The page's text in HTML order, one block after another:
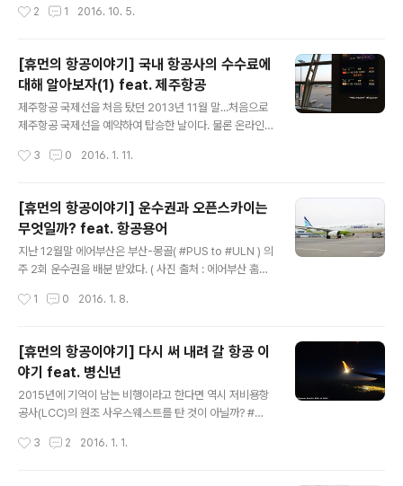
가격의 여행을 지향한다. 보통 이러한 요금제가..
타항공의 이상한 셈범 :: 이스타항공이 11월 1일부터 인천
일환으로 지난주 금요일 ( 9월 30일 ) 노선하나로 홈페이
지가 마비가 되었던 ' 특가 ' 이벤트를 진행하게 되었는데.
신규노선이기도 하고,하노이에 가본적이 없기에 휴가를 내
지 않아도 되는 스케줄인 금요일 저녁 출발, 월요일 아침 도
착의 항공권을 급하게 예약하였다. 20만원 이하의 가격으
게 확인을 안했는데... ' 안했는데 ;;; ..
2 1 2016. 10. 5.
[휴먼의 항공이야기] 국내 항공사의 수수료에
대해 알아보자(1) feat. 제주항공
제주항공 국제선을 처음 탔던 2013년 11월 말...처음으로
제주항공 국제선을 예약하여 탑승한 날이다. 물론 온라인
제주항공 편 :: 국제선 점유율 14%... 이 수치는 2008년
용항공사 or 저가항공사)의 2015년 10월까지의 국제선
누적 수송 점유율이다. 매년 탑승자가 늘어나고 있으며 온
라인채널을 이용한 예약은 꾸준히 늘고 있다. 관심이 높아
지다보니, 다양한 프로모션 및 이벤트 티켓부터 일반 티켓
까지의 예약이 꾸준히 늘어나고있는 형국이다. ( 수송 점유
에 따라 관심이 더 높아지는 것은 티켓의 예약과 ..
3 0 2016. 1. 11.
[휴먼의 항공이야기] 운수권과 오픈스카이는
무엇일까? feat. 항공용어
지난 12월말 에어부산은 부산-몽골( #PUS to #ULN ) 의
주 2회 운수권을 배분 받았다. ( 사진 출처 : 에어부산 홈페
까?? :: 항공업에 있어 운수권은 상업 운송을 목적으로 비행
을 얻기 위해서는 통상 출발지인 자국의 정부와 도착지인
해당 국가가 출발지와 도착지의 노선간에 주 몇 회의 비행
기를 띄울 수 있는지 합의를 한 후 각국의 항공사에 운수권
을 배분하는 방식으로 진행된다. 최근(2015년 12월 26
일) 국토부에서는 몽골과 대만으로 가는 노선의 운수권을
국]서울(#SEL)-구이양(#KWE) : 대한항공 주 3회서울(#
1 0 2016. 1. 8.
[휴먼의 항공이야기] 다시 써 내려 갈 항공 이
야기 feat. 병신년
2015년에 기억이 남는 비행이라고 한다면 역시 저비용항
공사(LCC)의 원조 사우스웨스트를 탄 것이 아닐까? #WN
과 다시 시작될 항공 이야기 :: 2016년 새해가 밝았다. 올
3 2 2016. 1. 1.